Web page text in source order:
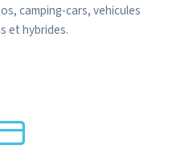
camping-cars, vehicules
et hybrides.